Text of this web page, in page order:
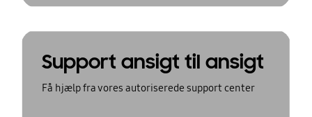
Support ansigt til ansigt
Få hjælp fra vores autoriserede support center